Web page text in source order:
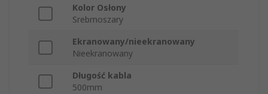
Kolor Osłony
Srebrnoszary
Ekranowany/nieekranowany
Nieekranowany
Długość kabla
500mm